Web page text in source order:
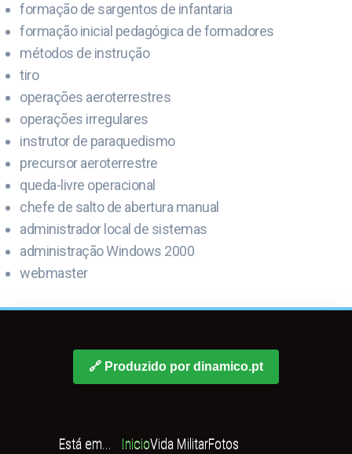
formação de sargentos de infantaria
formação inicial pedagógica de formadores
métodos de instrução
tiro
operações aeroterrestres
operações irregulares
instrutor de paraquedismo
precursor aeroterrestre
queda-livre operacional
chefe de salto de abertura manual
administrador local de sistemas
administração Windows 2000
webmaster
🔗 Produzido por dinamico.pt
Está em... InicioVida MilitarFotos